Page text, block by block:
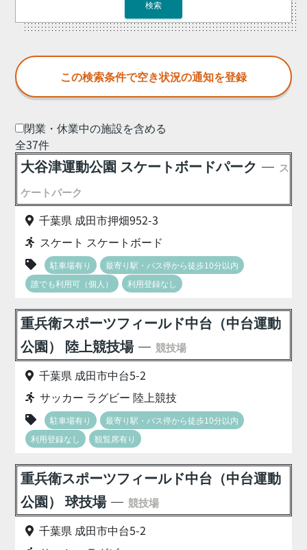
閉業・休業中の施設を含める
全37件
大谷津運動公園 スケートボードパーク
ス
ケートパーク
千葉県 成田市押畑952-3
スケート スケートボード
駐車場有り
最寄り駅・バス停から徒歩10分以内
誰でも利用可（個人）
利用登録なし
重兵衛スポーツフィールド中台（中台運動
公園） 陸上競技場
競技場
千葉県 成田市中台5-2
サッカー ラグビー 陸上競技
駐車場有り
最寄り駅・バス停から徒歩10分以内
利用登録なし
観覧席有り
重兵衛スポーツフィールド中台（中台運動
公園） 球技場
競技場
千葉県 成田市中台5-2
検索